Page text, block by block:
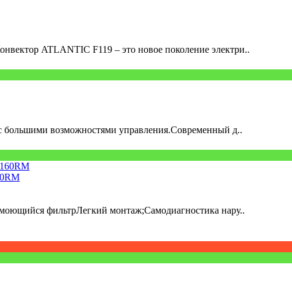
ATLANTIC F119 – это новое поколение электри..
возможностями управления.Современный д..
фильтрЛегкий монтаж;Самодиагностика нару..